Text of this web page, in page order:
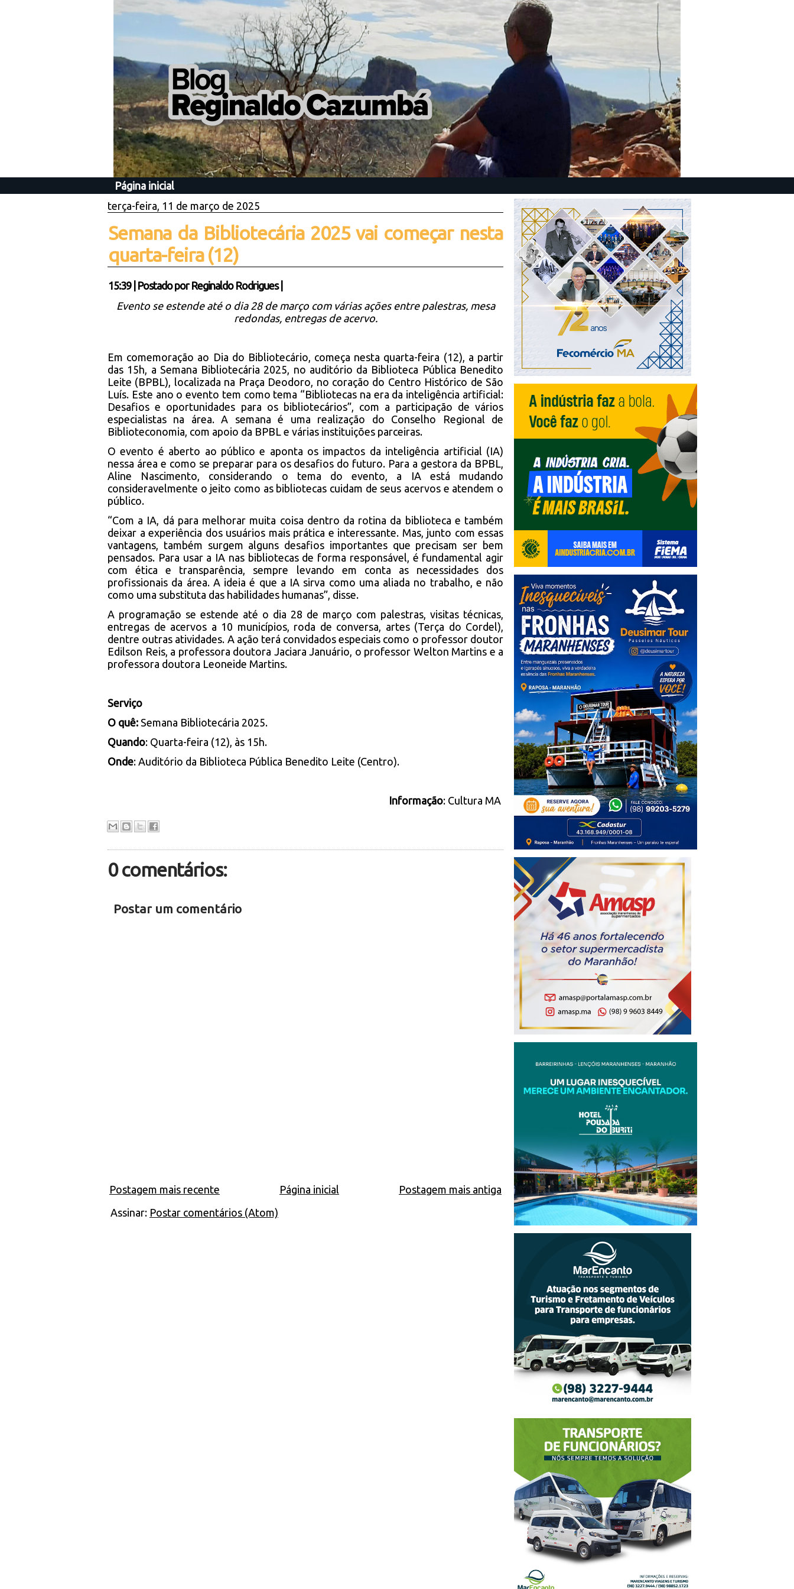
Página inicial
terça-feira, 11 de março de 2025
Semana da Bibliotecária 2025 vai começar nesta
quarta-feira (12)
15:39| Postado por Reginaldo Rodrigues
Evento se estende até o dia 28 de março com várias ações entre palestras, mesa
redondas, entregas de acervo.
Em comemoração ao Dia do Bibliotecário, começa nesta quarta-feira (12), a partir
das 15h, a Semana Bibliotecária 2025, no auditório da Biblioteca Pública Benedito
Leite (BPBL), localizada na Praça Deodoro, no coração do Centro Histórico de São
Luís. Este ano o evento tem como tema “Bibliotecas na era da inteligência artificial:
Desafios e oportunidades para os bibliotecários”, com a participação de vários
especialistas na área. A semana é uma realização do Conselho Regional de
Biblioteconomia, com apoio da BPBL e várias instituições parceiras.
O evento é aberto ao público e aponta os impactos da inteligência artificial (IA)
nessa área e como se preparar para os desafios do futuro. Para a gestora da BPBL,
Aline Nascimento, considerando o tema do evento, a IA está mudando
consideravelmente o jeito como as bibliotecas cuidam de seus acervos e atendem o
público.
“Com a IA, dá para melhorar muita coisa dentro da rotina da biblioteca e também
deixar a experiência dos usuários mais prática e interessante. Mas, junto com essas
vantagens, também surgem alguns desafios importantes que precisam ser bem
pensados. Para usar a IA nas bibliotecas de forma responsável, é fundamental agir
com ética e transparência, sempre levando em conta as necessidades dos
profissionais da área. A ideia é que a IA sirva como uma aliada no trabalho, e não
como uma substituta das habilidades humanas”, disse.
A programação se estende até o dia 28 de março com palestras, visitas técnicas,
entregas de acervos a 10 municípios, roda de conversa, artes (Terça do Cordel),
dentre outras atividades. A ação terá convidados especiais como o professor doutor
Edilson Reis, a professora doutora Jaciara Januário, o professor Welton Martins e a
professora doutora Leoneide Martins.
Serviço
O quê: Semana Bibliotecária 2025.
Quando: Quarta-feira (12), às 15h.
Onde: Auditório da Biblioteca Pública Benedito Leite (Centro).
Informação: Cultura MA
0 comentários:
Postar um comentário
Postagem mais recente Postagem mais antiga
Página inicial
Assinar: Postar comentários (Atom)